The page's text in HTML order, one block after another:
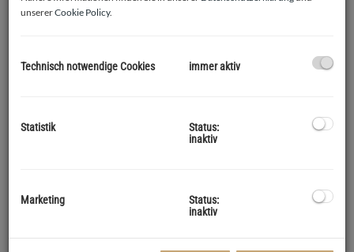
Unternehmer aus den Bereichen Beauty, Wellness und
und mehrere
hochqualitative Sonnenliegen
, die den Kunden
ein erstklassiges Wohlfühlerlebnis ermöglichen.
Das Studio präsentiert sich in einem gepflegten,
zeitgemäßen Design und ist vollständig eingerichtet – ideal
unsererCookie Policy.
Technisch notwendige Cookies immer aktiv
Statistik
Status:
inaktiv
Marketing
Status:
inaktiv